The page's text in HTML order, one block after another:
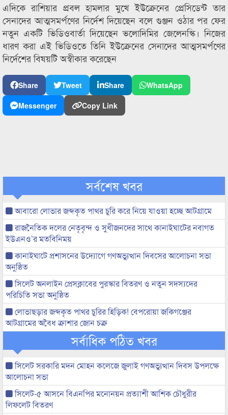
এদিকে রাশিয়ার প্রবল হামলার মুখে ইউক্রেনের প্রেসিডেন্ট তার
সেনাদের আত্মসমর্পণের নির্দেশ দিয়েছেন বলে গুঞ্জন ওঠার পর ফের
নতুন একটি ভিডিওবার্তা দিয়েছেন ভলোদিমির জেলেনস্কি। নিজের
ধারণ করা এই ভিডিওতে তিনি ইউক্রেনের সেনাদের আত্মসমর্পণের
নির্দেশের বিষয়টি অস্বীকার করেছেন
Share Tweet Share
WhatsApp
Messenger
Copy Link
সর্বশেষ খবর
আবারো লোভার জব্দকৃত পাথর চুরি করে নিয়ে যাওয়া হচ্ছে আটগ্রামে
রাজনৈতিক দলের নেতৃবৃন্দ ও সুধীজনদের সাথে কানাইঘাটের নবাগত
ইউএনও’র মতবিনিময়
কানাইঘাটে প্রশাসনের উদ্যোগে গণঅভ্যুত্থান দিবসের আলোচনা সভা
অনুষ্ঠিত
সিলেট অনলাইন প্রেসক্লাবের পুরস্কার বিতরণ ও নতুন সদস্যদের
পরিচিতি সভা অনুষ্ঠিত
লোভাছড়ার জব্দকৃত পাথর চুরির হিড়িক! বেপরোয়া জকিগঞ্জের
আটগ্রামের অবৈধ ক্রাশার জোন চক্র
সর্বাধিক পঠিত খবর
সিলেট সরকারি মদন মোহন কলেজে জুলাই গণঅভ্যুত্থান দিবস উপলক্ষে
আলোচনা সভা
সিলেট-৫ আসনে বিএনপির মনোনয়ন প্রত্যাশী আশিক চৌধুরীর
লিফলেট বিতরণ